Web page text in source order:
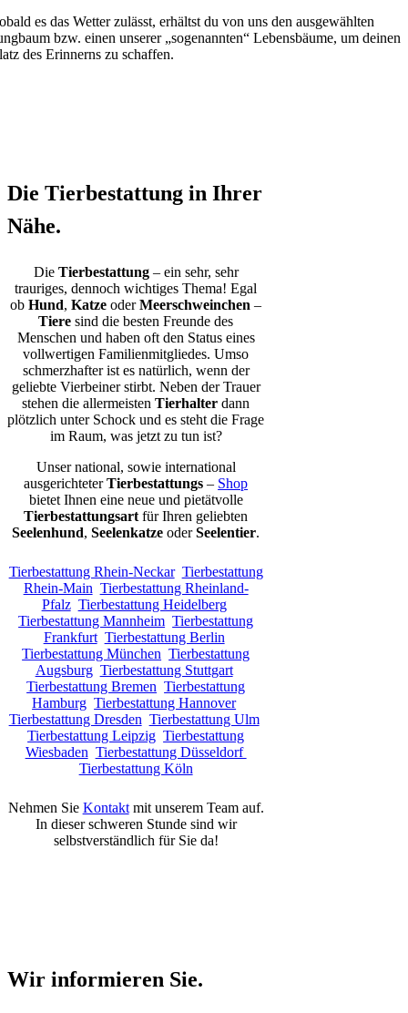
es das Wetter zulässt, erhältst du von uns den ausgewählten
bzw. einen unserer „sogenannten“ Lebensbäume, um deinen
des Erinnerns zu schaffen.
Die Tierbestattung in Ihrer
Nähe.
Die Tierbestattung– ein sehr, sehr
trauriges, dennoch wichtiges Thema! Egal
obHund,Katze oderMeerschweinchen –
Tiere sind die besten Freunde des
Menschen und haben oft den Status eines
vollwertigen Familienmitgliedes. Umso
schmerzhafter ist es natürlich, wenn der
geliebte Vierbeiner stirbt. Neben der Trauer
stehen die allermeistenTierhalter dann
plötzlich unter Schock und es steht die Frage
im Raum, was jetzt zu tun ist?
Unser national, sowie international
ausgerichteterTierbestattungs – Shop
bietet Ihnen eine neue und pietätvolle
Tierbestattungsart für Ihren geliebten
Seelenhund,Seelenkatze oderSeelentier.
Tierbestattung Rhein-Neckar Tierbestattung
Rhein-Main Tierbestattung Rheinland-
Pfalz Tierbestattung Heidelberg
Tierbestattung Mannheim Tierbestattung
Frankfurt Tierbestattung Berlin
Tierbestattung München Tierbestattung
Augsburg Tierbestattung Stuttgart
Tierbestattung Bremen Tierbestattung
Hamburg Tierbestattung Hannover
Tierbestattung Dresden Tierbestattung Ulm
Tierbestattung Leipzig Tierbestattung
Wiesbaden Tierbestattung Düsseldorf
Tierbestattung Köln
Nehmen Sie Kontaktmit unserem Team auf.
In dieser schweren Stunde sind wir
selbstverständlich für Sie da!
Wir informieren Sie.